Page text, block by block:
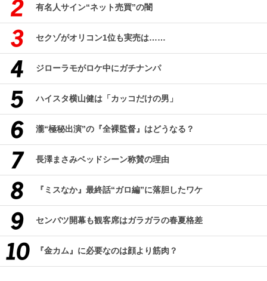
有名人サイン“ネット売買”の闇
セクゾがオリコン1位も実売は……
ジローラモがロケ中にガチナンパ
ハイスタ横山健は「カッコだけの男」
瀧“極秘出演”の『全裸監督』はどうなる？
長澤まさみベッドシーン称賛の理由
『ミスなか』最終話“ガロ編”に落胆したワケ
センバツ開幕も観客席はガラガラの春夏格差
『金カム』に必要なのは顔より筋肉？